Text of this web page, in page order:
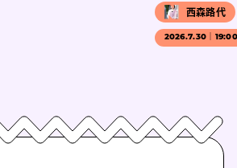
西森路代
2026.7.30｜